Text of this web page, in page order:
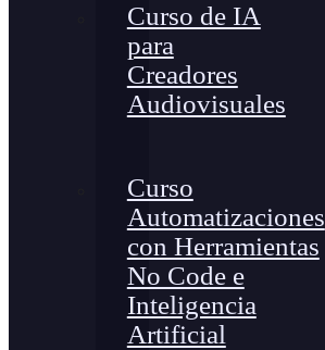
Curso de IA
para
Creadores
Audiovisuales
Curso
Automatizaciones
con Herramientas
No Code e
Inteligencia
Artificial